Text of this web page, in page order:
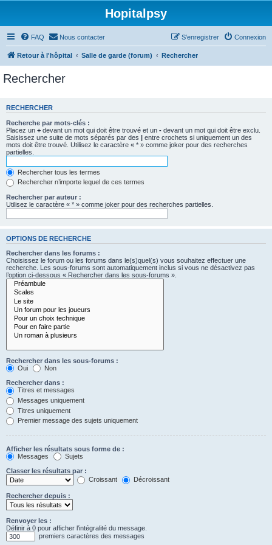
Hopitalpsy
FAQ Nous contacter Connexion
S’enregistrer
Retour à l'hôpital Salle de garde (forum) Rechercher
Rechercher
RECHERCHER
Recherche par mots-clés :
Placez un + devant un mot qui doit être trouvé et un - devant un mot qui doit être exclu.
Saisissez une suite de mots séparés par des | entre crochets si uniquement un des
mots doit être trouvé. Utilisez le caractère « * » comme joker pour des recherches
partielles.
Rechercher tous les termes
Rechercher n’importe lequel de ces termes
Rechercher par auteur :
Utilisez le caractère « * » comme joker pour des recherches partielles.
OPTIONS DE RECHERCHE
Rechercher dans les forums :
Choisissez le forum ou les forums dans le(s)quel(s) vous souhaitez effectuer une
recherche. Les sous-forums sont automatiquement inclus si vous ne désactivez pas
l’option ci-dessous « Rechercher dans les sous-forums ».
Rechercher dans les sous-forums :
Oui
Non
Rechercher dans :
Titres et messages
Messages uniquement
Titres uniquement
Premier message des sujets uniquement
Afficher les résultats sous forme de :
Messages
Sujets
Classer les résultats par :
Croissant
Décroissant
Rechercher depuis :
Renvoyer les :
Définir à 0 pour afficher l’intégralité du message.
premiers caractères des messages